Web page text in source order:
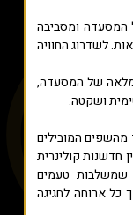
ומסביבה
לשדרוג החוויה
מלאה של המסעדה,
ושקטה.
המובילים
חדשנות קולינרית
שמשלבות טעמים
כל ארוחה לחגיגה